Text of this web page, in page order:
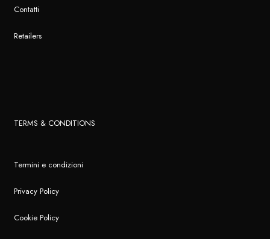
Contatti
Retailers
TERMS & CONDITIONS
Termini e condizioni
Privacy Policy
Cookie Policy